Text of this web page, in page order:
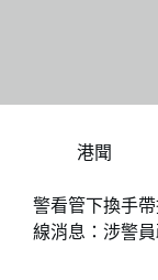
港聞
警看管下換手
線消息：涉警